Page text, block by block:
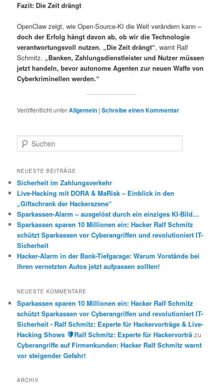
Fazit: Die Zeit drängt
OpenClaw zeigt, wie Open-Source-KI die Welt verändern kann –
doch der Erfolg hängt davon ab, ob wir die Technologie
verantwortungsvoll nutzen. „Die Zeit drängt“, warnt Ralf
Schmitz. „Banken, Zahlungsdienstleister und Nutzer müssen
jetzt handeln, bevor autonome Agenten zur neuen Waffe von
Cyberkriminellen werden.“
Veröffentlicht unterAllgemein |Schreibe einen Kommentar
u
h
n
NEUESTE BEITRÄGE
Sicherheit im Zahlungsverkehr
Live-Hacking mit DORA & MaRisk – Einblick in den
„Giftschrank der Hackerszene“
Sparkassen-Alarm – ausgelöst durch ein einziges KI-Bild…
Sparkassen sparen 10 Millionen ein: Hacker Ralf Schmitz
schützt Sparkassen vor Cyberangriffen und revolutioniert IT-
Sicherheit
Hacker-Alarm in der Bank-Tiefgarage: Warum Vorstände bei
ihren vernetzten Autos jetzt aufpassen sollten!
NEUESTE KOMMENTARE
Sparkassen sparen 10 Millionen ein: Hacker Ralf Schmitz
schützt Sparkassen vor Cyberangriffen und revolutioniert IT-
Sicherheit - Ralf Schmitz: Experte für Hackervorträge & Live-
Hacking Shows
Ralf Schmitz: Experte für Hackervorträzu
Cyberangriffe auf Firmenkunden: Hacker Ralf Schmitz warnt
vor steigender Gefahr!
ARCHIV